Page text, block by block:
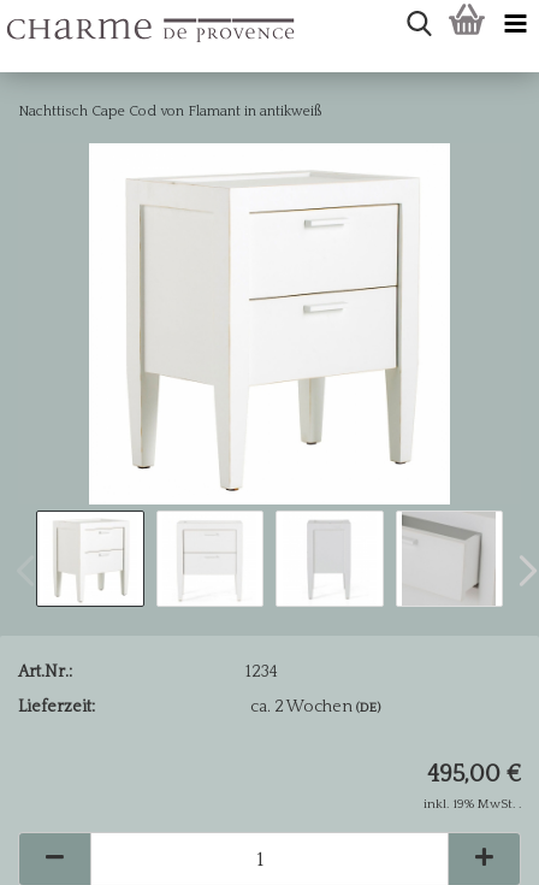
Nachttisch Cape Cod von Flamant in antikweiß
Art.Nr.:
1234
Lieferzeit:
ca. 2 Wochen(DE)
495,00 €
inkl. 19% MwSt. .